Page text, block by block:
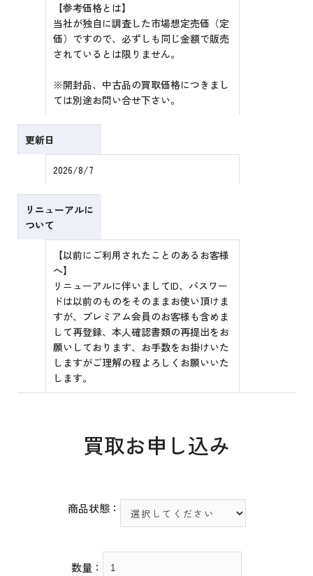
【参考価格とは】
当社が独自に調査した市場想定売価（定
価）ですので、必ずしも同じ金額で販売
されているとは限りません。
※開封品、中古品の買取価格につきまし
ては別途お問い合せ下さい。
更新日
2026/8/7
リニューアルに
ついて
【以前にご利用されたことのあるお客様
へ】
リニューアルに伴いましてID、パスワー
ドは以前のものをそのままお使い頂けま
すが、プレミアム会員のお客様も含めま
して再登録、本人確認書類の再提出をお
願いしております、お手数をお掛けいた
しますがご理解の程よろしくお願いいた
します。
買取お申し込み
商品状態：
数量：